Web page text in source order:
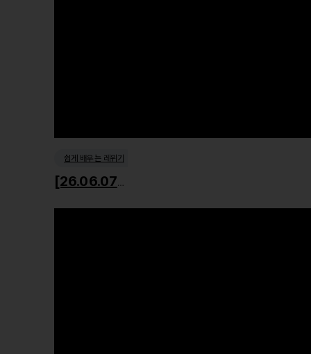
쉽게 배우는 레위기
[26.06.07] 거룩한 사회윤리1